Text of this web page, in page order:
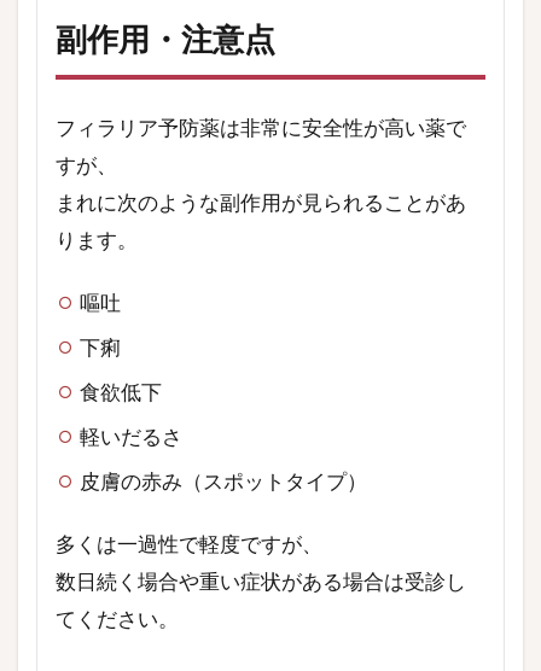
副作用・注意点
フィラリア予防薬は非常に安全性が高い薬で
すが、
まれに次のような副作用が見られることがあ
ります。
嘔吐
下痢
食欲低下
軽いだるさ
皮膚の赤み（スポットタイプ）
多くは一過性で軽度ですが、
数日続く場合や重い症状がある場合は受診し
てください。